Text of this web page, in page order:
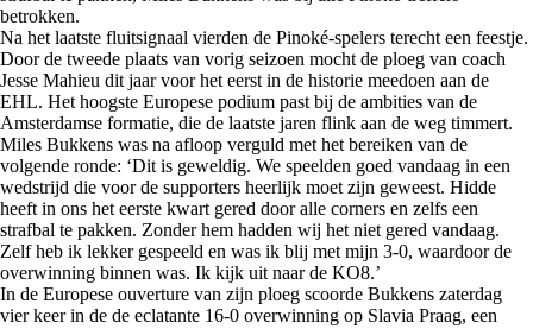
betrokken.
Na het laatste fluitsignaal vierden de Pinoké-spelers terecht een feestje.
Door de tweede plaats van vorig seizoen mocht de ploeg van coach
Jesse Mahieu dit jaar voor het eerst in de historie meedoen aan de
EHL. Het hoogste Europese podium past bij de ambities van de
Amsterdamse formatie, die de laatste jaren flink aan de weg timmert.
Miles Bukkens was na afloop verguld met het bereiken van de
volgende ronde: ‘Dit is geweldig. We speelden goed vandaag in een
wedstrijd die voor de supporters heerlijk moet zijn geweest. Hidde
heeft in ons het eerste kwart gered door alle corners en zelfs een
strafbal te pakken. Zonder hem hadden wij het niet gered vandaag.
Zelf heb ik lekker gespeeld en was ik blij met mijn 3-0, waardoor de
overwinning binnen was. Ik kijk uit naar de KO8.’
In de Europese ouverture van zijn ploeg scoorde Bukkens zaterdag
vier keer in de de eclatante 16-0 overwinning op Slavia Praag, een